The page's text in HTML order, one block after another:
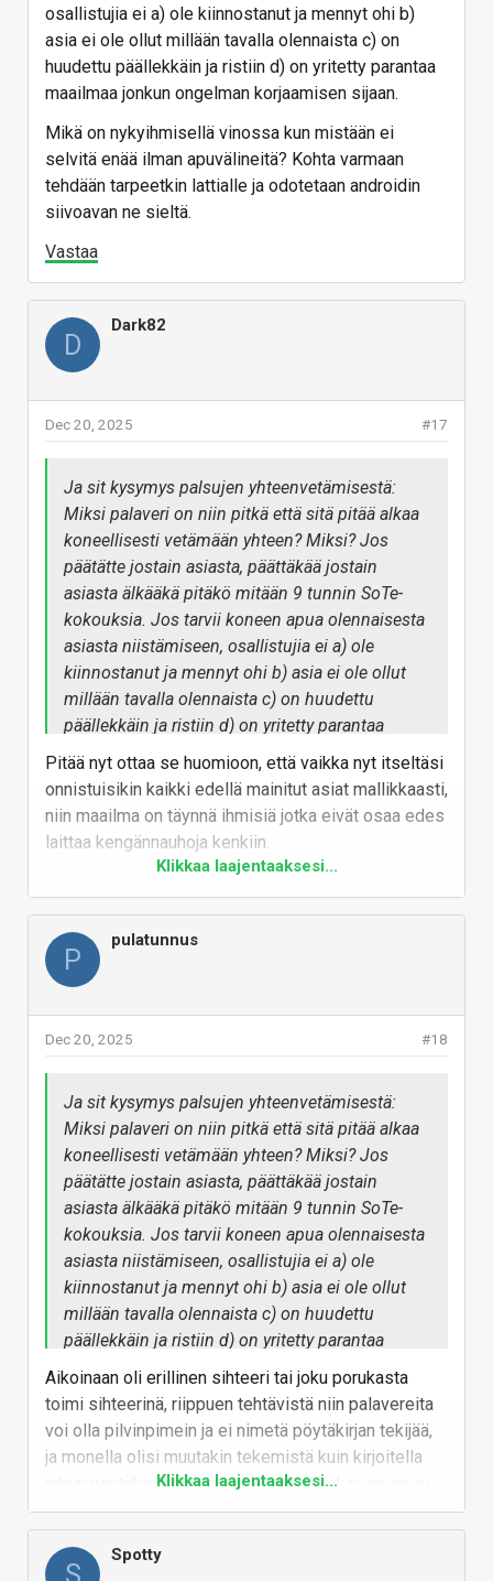
osallistujia ei a) ole kiinnostanut ja mennyt ohi b)
asia ei ole ollut millään tavalla olennaista c) on
huudettu päällekkäin ja ristiin d) on yritetty parantaa
maailmaa jonkun ongelman korjaamisen sijaan.
Mikä on nykyihmisellä vinossa kun mistään ei
selvitä enää ilman apuvälineitä? Kohta varmaan
tehdään tarpeetkin lattialle ja odotetaan androidin
siivoavan ne sieltä.
Vastaa
D
Dark82
#17
Dec 20, 2025
Ja sit kysymys palsujen yhteenvetämisestä:
Miksi palaveri on niin pitkä että sitä pitää alkaa
koneellisesti vetämään yhteen? Miksi? Jos
päätätte jostain asiasta, päättäkää jostain
asiasta älkääkä pitäkö mitään 9 tunnin SoTe-
kokouksia. Jos tarvii koneen apua olennaisesta
asiasta niistämiseen, osallistujia ei a) ole
kiinnostanut ja mennyt ohi b) asia ei ole ollut
millään tavalla olennaista c) on huudettu
päällekkäin ja ristiin d) on yritetty parantaa
maailmaa jonkun ongelman korjaamisen sijaan.
Mikä on nykyihmisellä vinossa kun mistään ei
selvitä enää ilman apuvälineitä? Kohta varmaan
tehdään tarpeetkin lattialle ja odotetaan
androidin siivoavan ne sieltä.
Pitää nyt ottaa se huomioon, että vaikka nyt itseltäsi
onnistuisikin kaikki edellä mainitut asiat mallikkaasti,
niin maailma on täynnä ihmisiä jotka eivät osaa edes
laittaa kengännauhoja kenkiin.
Klikkaa laajentaaksesi...
P
pulatunnus
#18
Dec 20, 2025
Ja sit kysymys palsujen yhteenvetämisestä:
Miksi palaveri on niin pitkä että sitä pitää alkaa
koneellisesti vetämään yhteen? Miksi? Jos
päätätte jostain asiasta, päättäkää jostain
asiasta älkääkä pitäkö mitään 9 tunnin SoTe-
kokouksia. Jos tarvii koneen apua olennaisesta
asiasta niistämiseen, osallistujia ei a) ole
kiinnostanut ja mennyt ohi b) asia ei ole ollut
millään tavalla olennaista c) on huudettu
päällekkäin ja ristiin d) on yritetty parantaa
maailmaa jonkun ongelman korjaamisen sijaan.
Mikä on nykyihmisellä vinossa kun mistään ei
selvitä enää ilman apuvälineitä? Kohta varmaan
tehdään tarpeetkin lattialle ja odotetaan
androidin siivoavan ne sieltä.
Aikoinaan oli erillinen sihteeri tai joku porukasta
toimi sihteerinä, riippuen tehtävistä niin palavereita
voi olla pilvinpimein ja ei nimetä pöytäkirjan tekijää,
ja monella olisi muutakin tekemistä kuin kirjoitella
jotain pöytäkirjoja, yhteenvetoja, varsinkin jos se ei
ole omaa vahvuutta, niin siihen voi tuhraantua turhaa
aikaa.
Niin ja joissain hommissa , varsinkin näin etäaikana,
Klikkaa laajentaaksesi...
S
Spotty